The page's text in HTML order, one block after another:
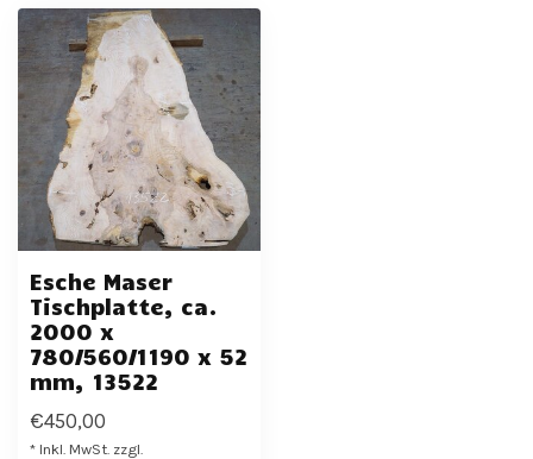
Esche Maser
Tischplatte, ca.
2000 x
780/560/1190 x 52
mm, 13522
€450,00
* Inkl. MwSt. zzgl.